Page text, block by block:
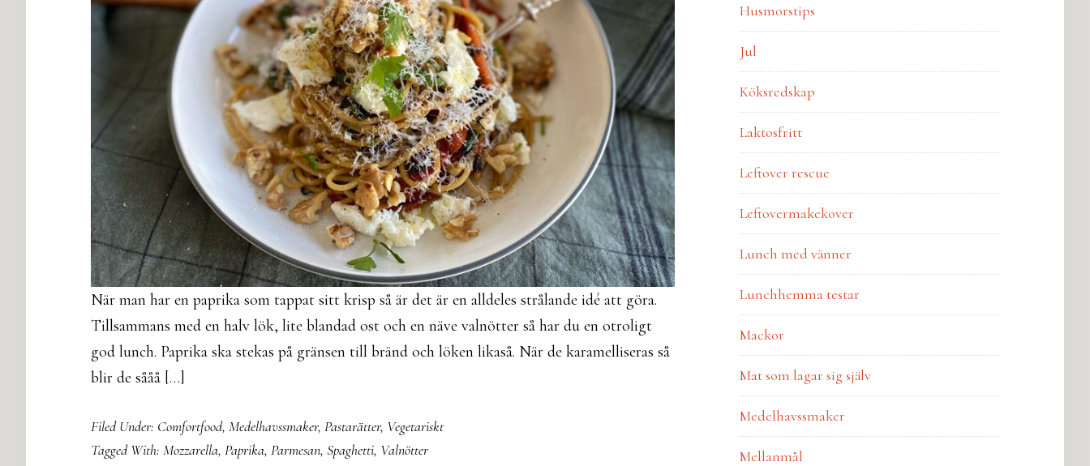
När man har en paprika som tappat sitt krisp så är det är en alldeles strålande idé att göra.
Tillsammans med en halv lök, lite blandad ost och en näve valnötter så har du en otroligt
god lunch. Paprika ska stekas på gränsen till bränd och löken likaså. När de karamelliseras så
blir de sååå […]
Filed Under: Comfortfood, Medelhavssmaker, Pastarätter, Vegetariskt
Tagged With: Mozzarella, Paprika, Parmesan, Spaghetti, Valnötter
Husmorstips
Jul
Köksredskap
Laktosfritt
Leftover rescue
Leftovermakekover
Lunch med vänner
Lunchhemma testar
Mackor
Mat som lagar sig själv
Medelhavssmaker
Mellanmål